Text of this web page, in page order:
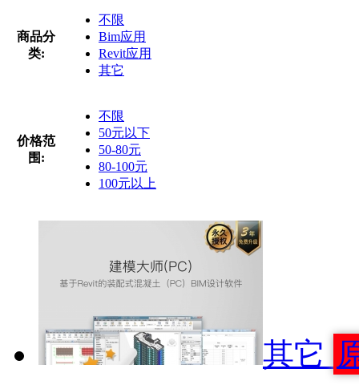
商品分
类:
不限
Bim应用
Revit应用
其它
价格范
围:
不限
50元以下
50-80元
80-100元
100元以上
其它